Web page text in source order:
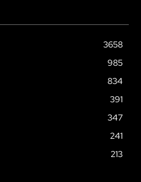
3658
985
834
391
347
241
213